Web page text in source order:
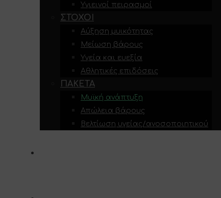
Υγιεινοί πειρασμοί
ΣΤΌΧΟΙ
Αύξηση μυικότητας
Μείωση βάρους
Υγεία και ευεξία
Αθλητικές επιδόσεις
ΠΑΚΈΤΑ
Μυϊκή ανάπτυξη
Απώλεια βάρους
Βελτίωση υγείας/ανοσοποιητικού